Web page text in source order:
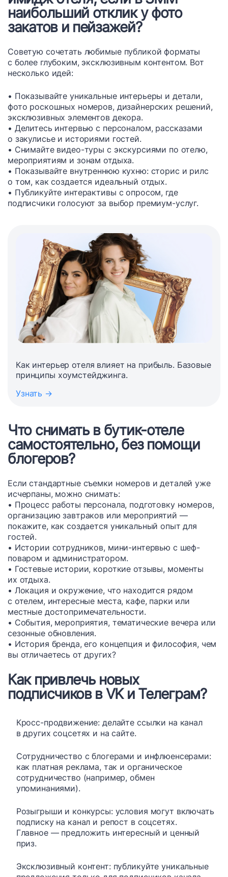
наибольший отклик у фото
закатов и пейзажей?
Советую сочетать любимые публикой форматы
с более глубоким, эксклюзивным контентом. Вот
несколько идей:
• Показывайте уникальные интерьеры и детали,
фото роскошных номеров, дизайнерских решений,
эксклюзивных элементов декора.
• Делитесь интервью с персоналом, рассказами
о закулисье и историями гостей.
• Снимайте видео-туры с экскурсиями по отелю,
мероприятиям и зонам отдыха.
• Показывайте внутреннюю кухню: сторис и рилc
о том, как создается идеальный отдых.
• Публикуйте интерактивы с опросом, где
подписчики голосуют за выбор премиум-услуг.
Как интерьер отеля влияет на прибыль. Базовые
принципы хоумстейджинга.
Узнать →
Что снимать в бутик-отеле
самостоятельно, без помощи
блогеров?
Если стандартные съемки номеров и деталей уже
исчерпаны, можно снимать:
• Процесс работы персонала, подготовку номеров,
организацию завтраков или мероприятий —
покажите, как создается уникальный опыт для
гостей.
• Истории сотрудников, мини-интервью с шеф-
поваром и администратором.
• Гостевые истории, короткие отзывы, моменты
их отдыха.
• Локация и окружение, что находится рядом
с отелем, интересные места, кафе, парки или
местные достопримечательности.
• События, мероприятия, тематические вечера или
сезонные обновления.
• История бренда, его концепция и философия, чем
вы отличаетесь от других?
Как привлечь новых
подписчиков в VK и Телеграм?
Кросс-продвижение: делайте ссылки на канал
в других соцсетях и на сайте.
Сотрудничество с блогерами и инфлюенсерами:
как платная реклама, так и органическое
сотрудничество (например, обмен
упоминаниями).
Розыгрыши и конкурсы: условия могут включать
подписку на канал и репост в соцсетях.
Главное — предложить интересный и ценный
приз.
Эксклюзивный контент: публикуйте уникальные